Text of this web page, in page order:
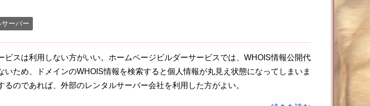
ーバー
ビスは利用しない方がいい。ホームページビルダーサービスでは、WHOIS情報公開代
いため、ドメインのWHOIS情報を検索すると個人情報が丸見え状態になってしまいま
るのであれば、外部のレンタルサーバー会社を利用した方がよい。